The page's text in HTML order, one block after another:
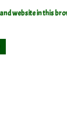
website in this